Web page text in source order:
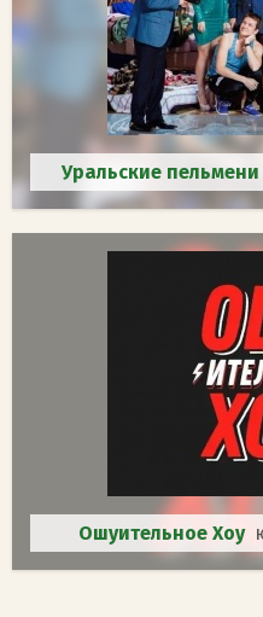
Уральские пельмени
Ошуительное Хоу